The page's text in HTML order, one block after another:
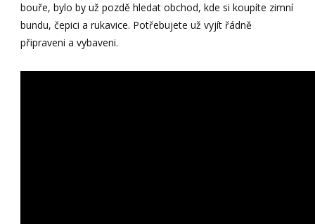
bouře, bylo by už pozdě hledat obchod, kde si koupíte zimní
bundu, čepici a rukavice. Potřebujete už vyjít řádně
připraveni a vybaveni.